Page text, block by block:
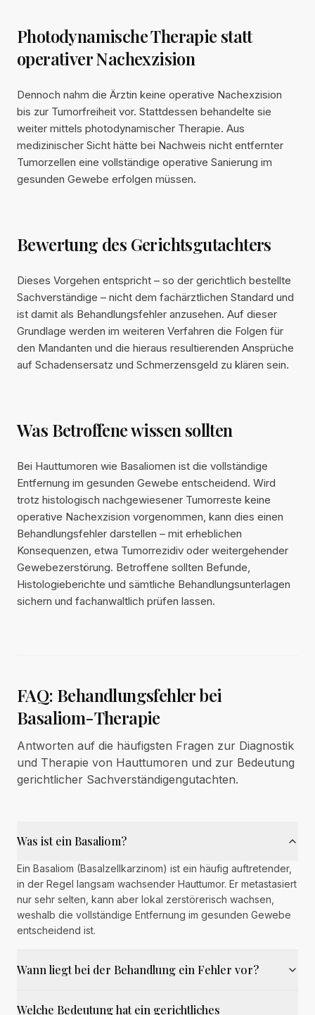
Photodynamische Therapie statt
operativer Nachexzision
Dennoch nahm die Ärztin keine operative Nachexzision
bis zur Tumorfreiheit vor. Stattdessen behandelte sie
weiter mittels photodynamischer Therapie. Aus
medizinischer Sicht hätte bei Nachweis nicht entfernter
Tumorzellen eine vollständige operative Sanierung im
gesunden Gewebe erfolgen müssen.
Bewertung des Gerichtsgutachters
Dieses Vorgehen entspricht – so der gerichtlich bestellte
Sachverständige – nicht dem fachärztlichen Standard und
ist damit als Behandlungsfehler anzusehen. Auf dieser
Grundlage werden im weiteren Verfahren die Folgen für
den Mandanten und die hieraus resultierenden Ansprüche
auf Schadensersatz und Schmerzensgeld zu klären sein.
Was Betroffene wissen sollten
Bei Hauttumoren wie Basaliomen ist die vollständige
Entfernung im gesunden Gewebe entscheidend. Wird
trotz histologisch nachgewiesener Tumorreste keine
operative Nachexzision vorgenommen, kann dies einen
Behandlungsfehler darstellen – mit erheblichen
Konsequenzen, etwa Tumorrezidiv oder weitergehender
Gewebezerstörung. Betroffene sollten Befunde,
Histologieberichte und sämtliche Behandlungsunterlagen
sichern und fachanwaltlich prüfen lassen.
FAQ: Behandlungsfehler bei
Basaliom-Therapie
Antworten auf die häufigsten Fragen zur Diagnostik
und Therapie von Hauttumoren und zur Bedeutung
gerichtlicher Sachverständigengutachten.
Was ist ein Basaliom?
Ein Basaliom (Basalzellkarzinom) ist ein häufig auftretender,
in der Regel langsam wachsender Hauttumor. Er metastasiert
nur sehr selten, kann aber lokal zerstörerisch wachsen,
weshalb die vollständige Entfernung im gesunden Gewebe
entscheidend ist.
Wann liegt bei der Behandlung ein Fehler vor?
Welche Bedeutung hat ein gerichtliches